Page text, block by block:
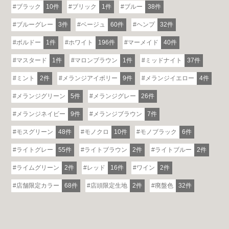
ブラック 10件 ブリック 1件 ブルー 38件
ブルーグレー 3件 ベージュ 60件 ヘンプ 32件
ボルドー 1件 ホワイト 196件 マーメイド 40件
マスタード 1件 マロンブラウン 1件 ミッドナイト 37件
ミント 2件 メランジアイボリー 9件 メランジイエロー 4件
メランジグリーン 5件 メランジグレー 26件
メランジネイビー 9件 メランジブラウン 7件
モスグリーン 48件 モノクロ 10件 モノブラック 6件
ライトグレー 55件 ライトブラウン 2件 ライトブルー 2件
ライムグリーン 2件 レッド 16件 ワイン 2件
店舗限定カラー 68件 店頭限定生地 2件 廃盤色 32件